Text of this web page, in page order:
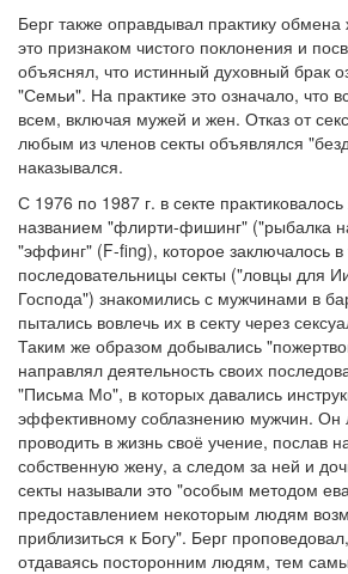
Берг также оправдывал практику
это признаком чистого поклонения и
объяснял, что истинный духовный брак
"Семьи". На практике это означало, что
всем, включая мужей и жен. Отказ от
любым из членов секты объявлялся
наказывался.
С 1976 по 1987 г. в секте
названием "флирти-фишинг" ("рыбалка
"эффинг" (F-fing), которое заключалось
последовательницы секты ("ловцы для
Господа") знакомились с мужчинами в
пытались вовлечь их в секту через
Таким же образом добывались
направлял деятельность своих
"Письма Мо", в которых давались
эффективному соблазнению мужчин. Он
проводить в жизнь своё учение, послав
собственную жену, а следом за ней и
секты называли это "особым методом
предоставлением некоторым людям
приблизиться к Богу". Берг
отдаваясь посторонним людям, тем